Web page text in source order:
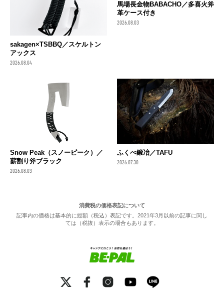
sakagen×TSBBQ／スケルトン
アックス
2026.08.04
馬場長金物BABACHO／多喜火斧
革ケース付き
2026.08.03
Snow Peak（スノーピーク）／
薪割り斧ブラック
2026.08.03
ふくべ鍛冶／TAFU
2026.07.30
消費税の価格表記について
記事内の価格は基本的に総額（税込）表記です。2021年3月以前の記事に関し
ては（税抜）表示の場合もあります。